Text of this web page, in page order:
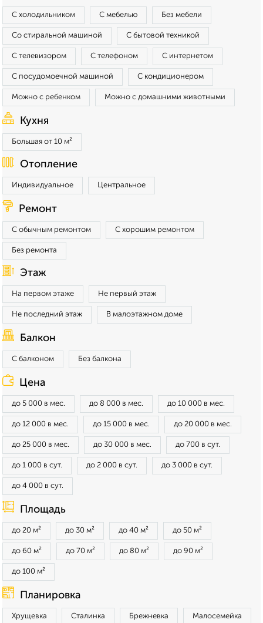
С холодильником С мебелью Без мебели
Со стиральной машиной С бытовой техникой
С телевизором С телефоном С интернетом
С посудомоечной машиной С кондиционером
Можно с ребенком Можно с домашними животными
Кухня
Большая от 10 м²
Отопление
Индивидуальное Центральное
Ремонт
С обычным ремонтом С хорошим ремонтом
Без ремонта
Этаж
На первом этаже Не первый этаж
Не последний этаж В малоэтажном доме
Балкон
С балконом Без балкона
Цена
до 5 000 в мес. до 8 000 в мес. до 10 000 в мес.
до 12 000 в мес. до 15 000 в мес. до 20 000 в мес.
до 25 000 в мес. до 30 000 в мес. до 700 в сут.
до 1 000 в сут. до 2 000 в сут. до 3 000 в сут.
до 4 000 в сут.
Площадь
до 20 м² до 30 м² до 40 м² до 50 м²
до 60 м² до 70 м² до 80 м² до 90 м²
до 100 м²
Планировка
Хрущевка Сталинка Брежневка Малосемейка